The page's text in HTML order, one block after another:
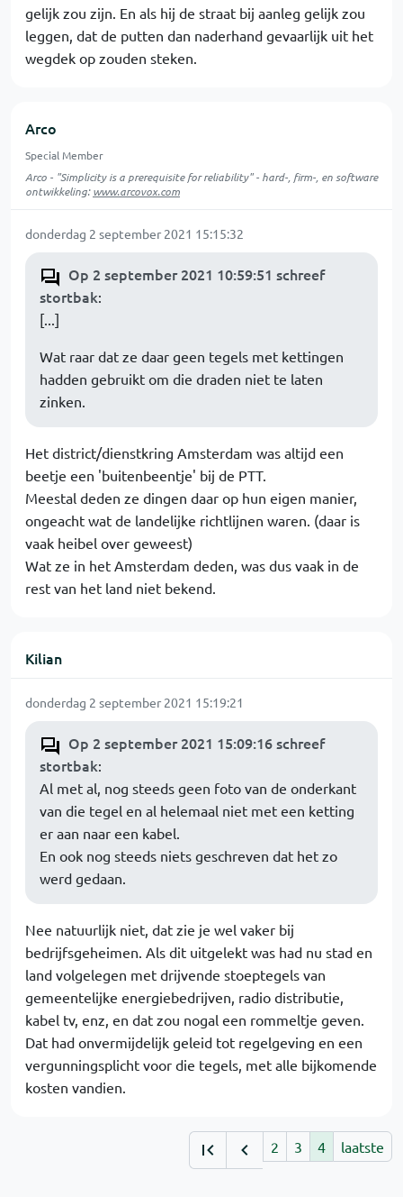
gelijk zou zijn. En als hij de straat bij aanleg gelijk zou
leggen, dat de putten dan naderhand gevaarlijk uit het
wegdek op zouden steken.
Arco
Special Member
Arco - "Simplicity is a prerequisite for reliability" - hard-, firm-, en software
ontwikkeling:www.arcovox.com
donderdag 2 september 2021 15:15:32
Op 2 september 2021 10:59:51 schreef
stortbak:
[...]
Wat raar dat ze daar geen tegels met kettingen
hadden gebruikt om die draden niet te laten
zinken.
Het district/dienstkring Amsterdam was altijd een
beetje een 'buitenbeentje' bij de PTT.
Meestal deden ze dingen daar op hun eigen manier,
ongeacht wat de landelijke richtlijnen waren. (daar is
vaak heibel over geweest)
Wat ze in het Amsterdam deden, was dus vaak in de
rest van het land niet bekend.
Kilian
donderdag 2 september 2021 15:19:21
Op 2 september 2021 15:09:16 schreef
stortbak:
Al met al, nog steeds geen foto van de onderkant
van die tegel en al helemaal niet met een ketting
er aan naar een kabel.
En ook nog steeds niets geschreven dat het zo
werd gedaan.
Nee natuurlijk niet, dat zie je wel vaker bij
bedrijfsgeheimen. Als dit uitgelekt was had nu stad en
land volgelegen met drijvende stoeptegels van
gemeentelijke energiebedrijven, radio distributie,
kabel tv, enz, en dat zou nogal een rommeltje geven.
Dat had onvermijdelijk geleid tot regelgeving en een
vergunningsplicht voor die tegels, met alle bijkomende
kosten vandien.
2 3 4 laatste